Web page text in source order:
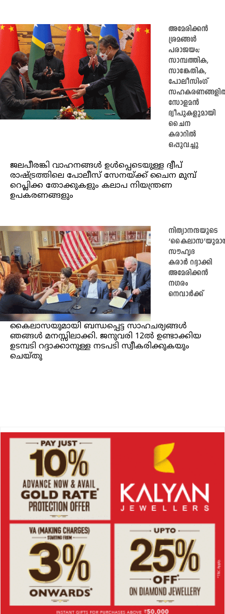
അമേരിക്കൻ
ശ്രമങ്ങൾ
പരാജയം;
സാമ്പത്തിക,
സാങ്കേതിക,
പോലീസിംഗ്
സോളമൻ
ദ്വീപുകളുമായി
ചൈന
കരാറിൽ
ഒപ്പുവച്ചു
ജലപീരങ്കി വാഹനങ്ങൾ ഉൾപ്പെടെയുള്ള ദ്വീപ്
രാഷ്ട്രത്തിലെ പോലീസ് സേനയ്ക്ക് ചൈന മുമ്പ്
റെപ്ലിക്ക തോക്കുകളും കലാപ നിയന്ത്രണ
ഉപകരണങ്ങളും
നിത്യാനന്ദയുടെ
സൗഹൃദ
കരാര്‍ റദ്ദാക്കി
അമേരിക്കൻ
നഗരം
നെവാര്‍ക്ക്
കൈലാസയുമായി ബന്ധപ്പെട്ട സാഹചര്യങ്ങള്‍
ഞങ്ങള്‍ മനസ്സിലാക്കി. ജനുവരി 12ൽ ഉണ്ടാക്കിയ
ഉടമ്പടി റദ്ദാക്കാനുള്ള നടപടി സ്വീകരിക്കുകയും
ചെയ്തു